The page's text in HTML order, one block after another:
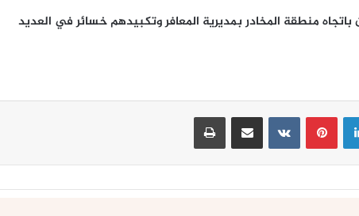
منطقة المخادر بمديرية المعافر وتكبيدهم خسائر في العديد
لينكدإنبينتيريست مشاركة عبر البريد طباعة